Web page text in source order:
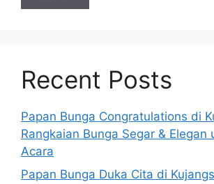
Recent Posts
Papan Bunga Congratulations di
Rangkaian Bunga Segar & Elegan
Acara
Papan Bunga Duka Cita di